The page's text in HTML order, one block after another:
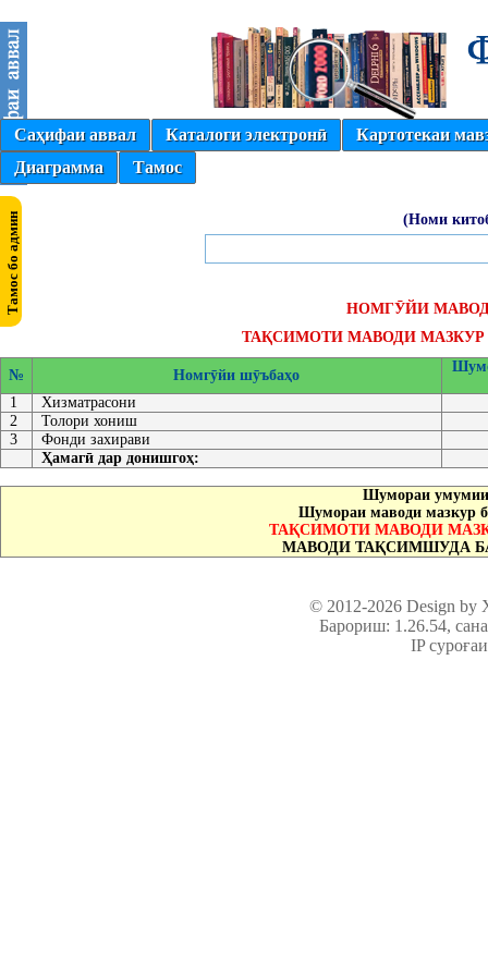
Саҳифаи аввал Каталоги электронӣ
Картотекаи
Диаграмма
Тамос
(Номи
НОМГӮЙИ
ТАҚСИМОТИ МАВОДИ
№ Номгӯйи шӯъбаҳо
1
Хизматрасони
2
Толори хониш
3
Фонди захирави
Ҳамагӣ дар донишгоҳ:
Шумораи умумии
Шумораи маводи мазкур
ТАҚСИМОТИ МАВОДИ
МАВОДИ ТАҚСИМШУДА
© 2012-2026 Design
Барориш: 1.26.54,
IP